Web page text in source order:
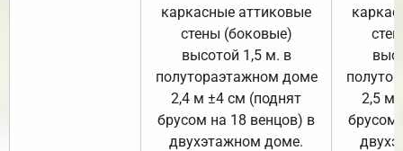
каркасные аттиковые
стены (боковые)
высотой 1,5 м. в
полутораэтажном доме
2,4 м ±4 см (поднят
брусом на 18 венцов) в
двухэтажном доме.
2,5 м
брусом